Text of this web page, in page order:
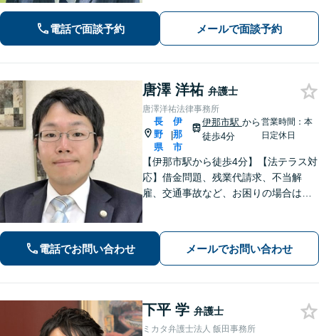
けます。お気軽にお問い合わせくださ
い。
電話で面談予約 メールで面談予約
唐澤 洋祐 弁護士
唐澤洋祐法律事務所
長
野
県
|
伊
那
市
伊那市駅 から
徒歩4分
営業時間：本
日定休日
【伊那市駅から徒歩4分】【法テラス対
応】借金問題、残業代請求、不当解
雇、交通事故など、お困りの場合はす
ます!【秘密厳守】【破産管財人】
電話でお問い合わせ メールでお問い合わせ
下平 学 弁護士
ミカタ弁護士法人 飯田事務所